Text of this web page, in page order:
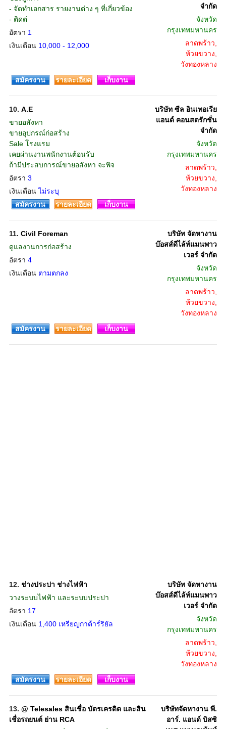
- จัดทำเอกสาร รายงานต่าง ๆ ที่เกี่ยวข้อง
- ติดต่
อัตรา 1
เงินเดือน 10,000 - 12,000
จำกัด
จังหวัด
กรุงเทพมหานคร
ลาดพร้าว,
ห้วยขวาง,
วังทองหลาง
สมัครงาน
รายละเอียด เก็บงาน
10. A.E
ขายอสังหา
ขายอุปกรณ์ก่อสร้าง
Sale โรงแรม
เคยผ่านงานพนักงานต้อนรับ
ถ้ามีประสบการณ์ขายอสังหา จะพิจ
อัตรา 3
เงินเดือนไม่ระบุ
บริษัท ซีล อินเทอเรีย
แอนด์ คอนสตรักชั่น
จำกัด
จังหวัด
กรุงเทพมหานคร
ลาดพร้าว,
ห้วยขวาง,
วังทองหลาง
สมัครงาน
รายละเอียด เก็บงาน
11. Civil Foreman
ดูแลงานการก่อสร้าง
อัตรา 4
เงินเดือน ตามตกลง
บริษัท จัดหางาน
บ๊อสส์ดีไล้ท์แมนพาว
เวอร์ จำกัด
จังหวัด
กรุงเทพมหานคร
ลาดพร้าว,
ห้วยขวาง,
วังทองหลาง
สมัครงาน
รายละเอียด เก็บงาน
12. ช่างประปา ช่างไฟฟ้า
วางระบบไฟฟ้า และระบบประปา
อัตรา 17
เงินเดือน 1,400 เหรียญกาต้าร์ริยัล
บริษัท จัดหางาน
บ๊อสส์ดีไล้ท์แมนพาว
เวอร์ จำกัด
จังหวัด
กรุงเทพมหานคร
ลาดพร้าว,
ห้วยขวาง,
วังทองหลาง
สมัครงาน
รายละเอียด เก็บงาน
13. @ Telesales สินเชื่อ บัตรเครดิต และสิน
เชื่อรถยนต์ ย่าน RCA
บริษัทจัดหางาน พี.
อาร์. แอนด์ บิสซิ